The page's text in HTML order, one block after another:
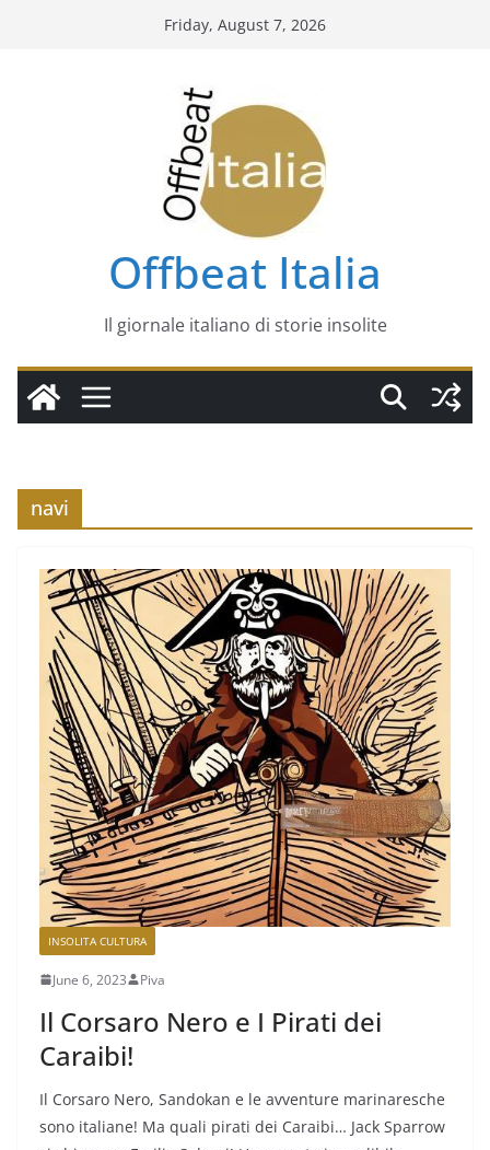
Friday, August 7, 2026
Offbeat Italia
Il giornale italiano di storie insolite
navi
INSOLITA CULTURA
June 6, 2023 Piva
Il Corsaro Nero e I Pirati dei
Caraibi!
Il Corsaro Nero, Sandokan e le avventure marinaresche
sono italiane! Ma quali pirati dei Caraibi… Jack Sparrow